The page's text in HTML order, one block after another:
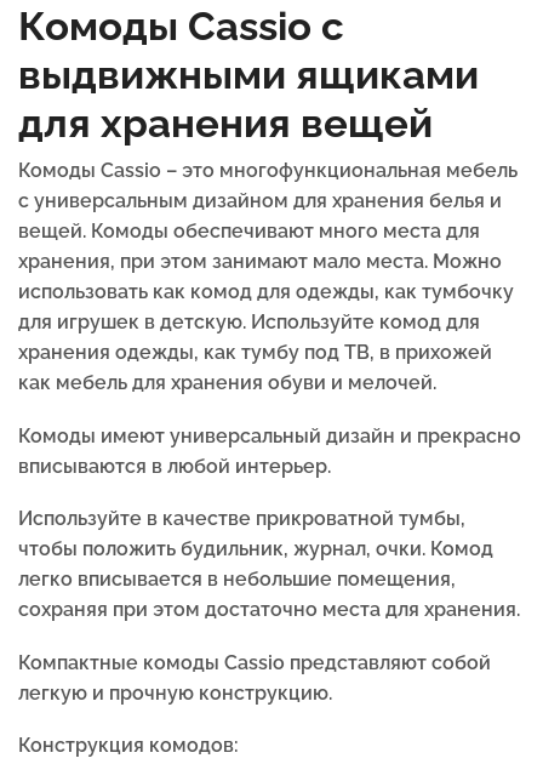
Комоды Cassio с
выдвижными ящиками
для хранения вещей
Комоды Cassio – это многофункциональная мебель
с универсальным дизайном для хранения белья и
вещей. Комоды обеспечивают много места для
хранения, при этом занимают мало места. Можно
использовать как комод для одежды, как тумбочку
для игрушек в детскую. Используйте комод для
хранения одежды, как тумбу под ТВ, в прихожей
как мебель для хранения обуви и мелочей.
Комоды имеют универсальный дизайн и прекрасно
вписываются в любой интерьер.
Используйте в качестве прикроватной тумбы,
чтобы положить будильник, журнал, очки. Комод
легко вписывается в небольшие помещения,
сохраняя при этом достаточно места для хранения.
Компактные комоды Cassio представляют собой
легкую и прочную конструкцию.
Конструкция комодов: